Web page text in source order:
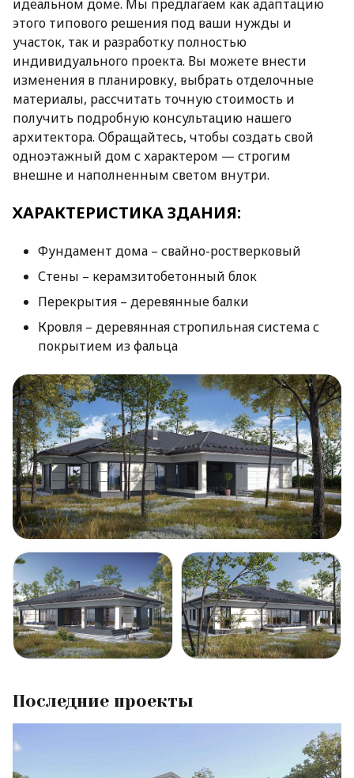
идеальном доме. Мы предлагаем как адаптацию
этого типового решения под ваши нужды и
участок, так и разработку полностью
индивидуального проекта. Вы можете внести
изменения в планировку, выбрать отделочные
материалы, рассчитать точную стоимость и
получить подробную консультацию нашего
архитектора. Обращайтесь, чтобы создать свой
одноэтажный дом с характером — строгим
внешне и наполненным светом внутри.
ХАРАКТЕРИСТИКА ЗДАНИЯ:
Фундамент дома – свайно-ростверковый
Стены – керамзитобетонный блок
Перекрытия – деревянные балки
Кровля – деревянная стропильная система с
покрытием из фальца
Последние проекты